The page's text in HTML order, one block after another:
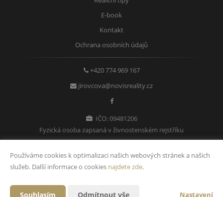
E-book
Kontakt
Ochrana osobních údajů
+420 774 969 167
jirovcova@novisreality.cz
IČO: 09481206
Fyzická osoba zapsaná v živnostenském rejstříku
Vytvořeno v systému
Používáme cookies k optimalizaci našich webových stránek a našich
služeb. Další informace o cookies najdete zde.
Souhlasím Odmítnout vše Nastavení